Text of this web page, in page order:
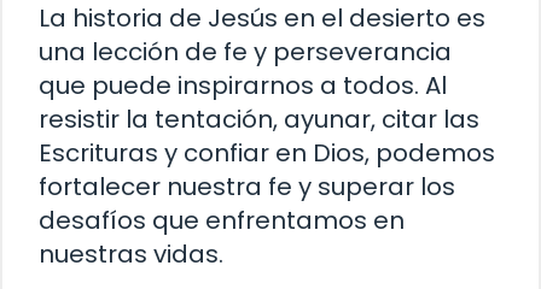
La historia de Jesús en el desierto es
una lección de fe y perseverancia
que puede inspirarnos a todos. Al
resistir la tentación, ayunar, citar las
Escrituras y confiar en Dios, podemos
fortalecer nuestra fe y superar los
desafíos que enfrentamos en
nuestras vidas.